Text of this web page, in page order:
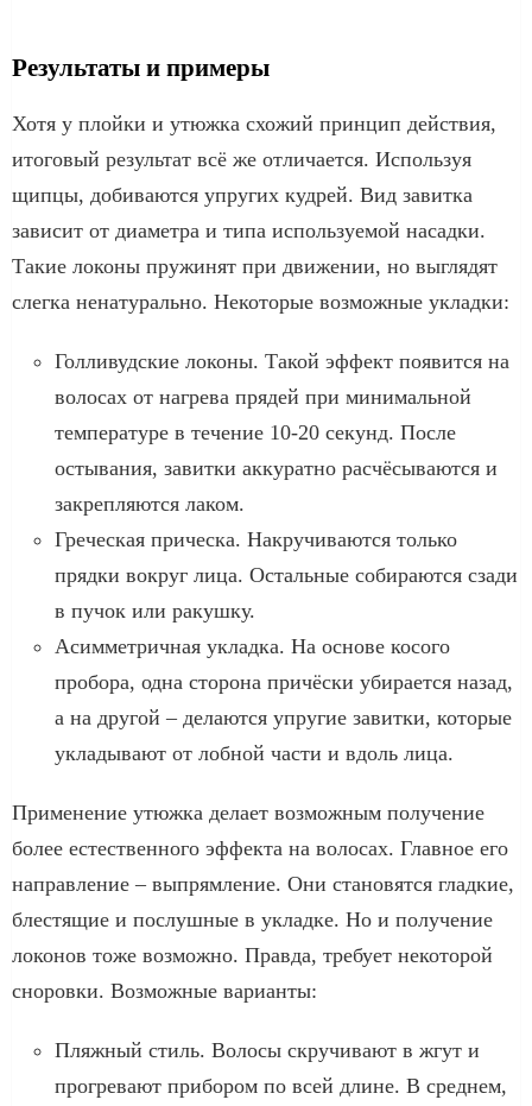
Результаты и примеры
Хотя у плойки и утюжка схожий принцип действия,
итоговый результат всё же отличается. Используя
щипцы, добиваются упругих кудрей. Вид завитка
зависит от диаметра и типа используемой насадки.
Такие локоны пружинят при движении, но выглядят
слегка ненатурально. Некоторые возможные укладки:
Голливудские локоны. Такой эффект появится на
волосах от нагрева прядей при минимальной
температуре в течение 10-20 секунд. После
остывания, завитки аккуратно расчёсываются и
закрепляются лаком.
Греческая прическа. Накручиваются только
прядки вокруг лица. Остальные собираются сзади
в пучок или ракушку.
Асимметричная укладка. На основе косого
пробора, одна сторона причёски убирается назад,
а на другой – делаются упругие завитки, которые
укладывают от лобной части и вдоль лица.
Применение утюжка делает возможным получение
более естественного эффекта на волосах. Главное его
направление – выпрямление. Они становятся гладкие,
блестящие и послушные в укладке. Но и получение
локонов тоже возможно. Правда, требует некоторой
сноровки. Возможные варианты:
Пляжный стиль. Волосы скручивают в жгут и
прогревают прибором по всей длине. В среднем,